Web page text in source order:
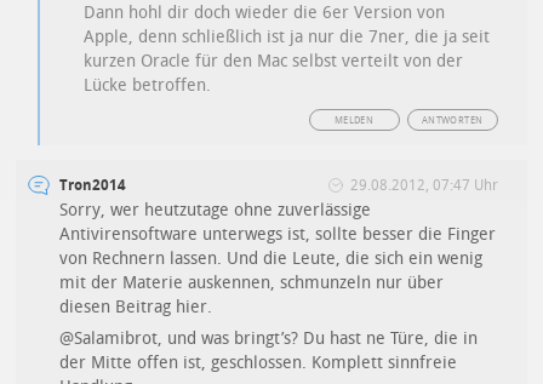
Dann hohl dir doch wieder die 6er Version von
Apple, denn schließlich ist ja nur die 7ner, die ja seit
kurzen Oracle für den Mac selbst verteilt von der
Lücke betroffen.
ANTWORTEN
MELDEN
Tron2014 29.08.2012, 07:47 Uhr
Sorry, wer heutzutage ohne zuverlässige
Antivirensoftware unterwegs ist, sollte besser die Finger
von Rechnern lassen. Und die Leute, die sich ein wenig
mit der Materie auskennen, schmunzeln nur über
diesen Beitrag hier.
@Salamibrot, und was bringt’s? Du hast ne Türe, die in
der Mitte offen ist, geschlossen. Komplett sinnfreie